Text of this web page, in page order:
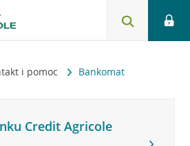
i pomoc Bankomat
Credit Agricole